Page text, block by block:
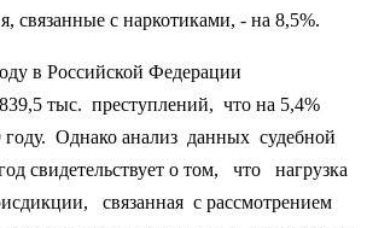
с наркотиками, - на 8,5%.
в Российской Федерации
тыс. преступлений, что на 5,4%
Однако анализ данных судебной
свидетельствует о том, что нагрузка
связанная с рассмотрением